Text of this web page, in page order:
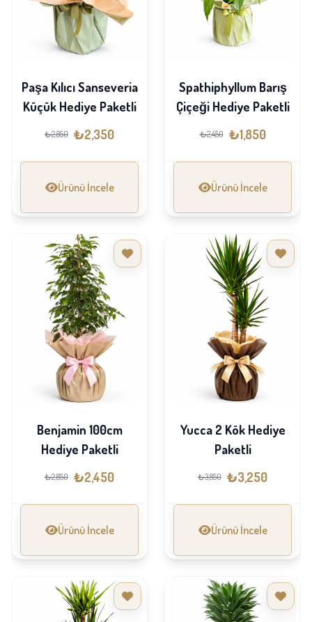
Paşa Kılıcı Sanseveria
Küçük Hediye Paketli
₺2,850 ₺2,350
Ürünü İncele
Spathiphyllum Barış
Çiçeği Hediye Paketli
₺2,450 ₺1,850
Ürünü İncele
Benjamin 100cm
Hediye Paketli
₺2,850 ₺2,450
Ürünü İncele
Yucca 2 Kök Hediye
Paketli
₺3,850 ₺3,250
Ürünü İncele